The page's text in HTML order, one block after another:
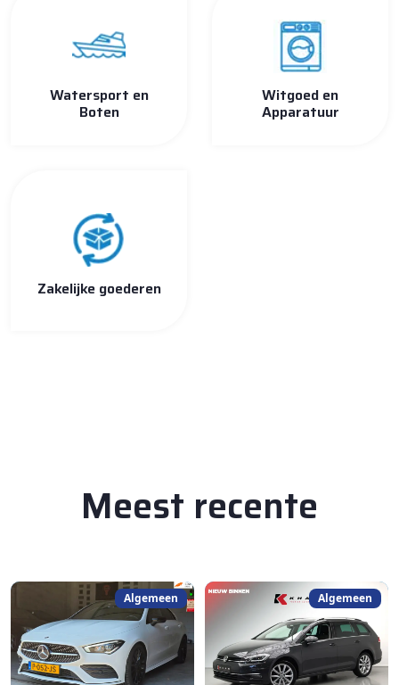
Watersport en
Boten
Witgoed en
Apparatuur
Zakelijke goederen
Meest recente
Algemeen Algemeen